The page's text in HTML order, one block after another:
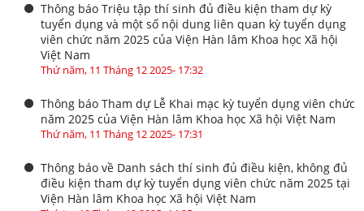
Thông báo Triệu tập thí sinh đủ điều kiện tham dự kỳ
tuyển dụng và một số nội dung liên quan kỳ tuyển dụng
viên chức năm 2025 của Viện Hàn lâm Khoa học Xã hội
Việt Nam
Thứ năm, 11 Tháng 12 2025- 17:32
Thông báo Tham dự Lễ Khai mạc kỳ tuyển dụng viên chức
năm 2025 của Viện Hàn lâm Khoa học Xã hội Việt Nam
Thứ năm, 11 Tháng 12 2025- 17:31
Thông báo về Danh sách thí sinh đủ điều kiện, không đủ
điều kiện tham dự kỳ tuyển dụng viên chức năm 2025 tại
Viện Hàn lâm Khoa học Xã hội Việt Nam